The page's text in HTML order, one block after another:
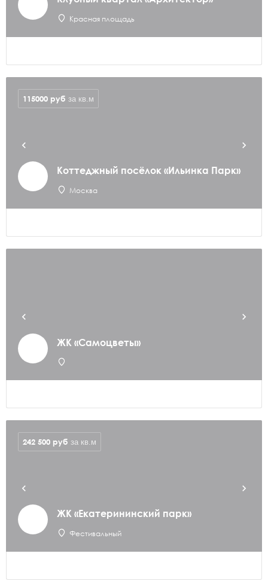
Красная площадь
Коттеджный посёлок «Ильинка Парк»
Москва
115000 руб за кв.м
ЖК «Самоцветы»
ЖК «Екатерининский парк»
Фестивальный
242 500 руб за кв.м